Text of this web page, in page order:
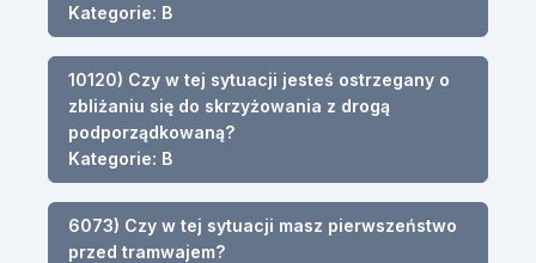
Kategorie: B
10120) Czy w tej sytuacji jesteś ostrzegany o
zbliżaniu się do skrzyżowania z drogą
podporządkowaną?
Kategorie: B
6073) Czy w tej sytuacji masz pierwszeństwo
przed tramwajem?